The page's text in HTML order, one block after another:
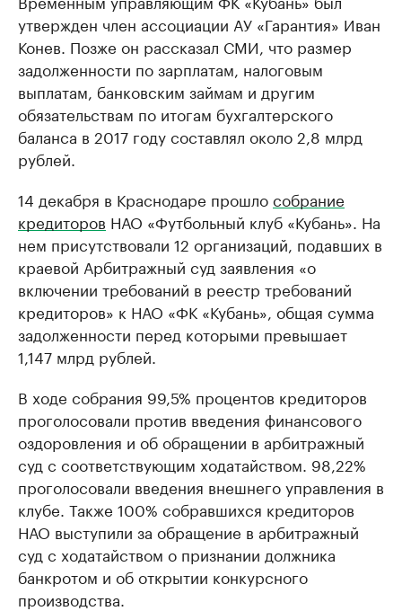
утвержден член ассоциации АУ «Гарантия» Иван
Конев. Позже он рассказал СМИ, что размер
задолженности по зарплатам, налоговым
выплатам, банковским займам и другим
обязательствам по итогам бухгалтерского
баланса в 2017 году составлял около 2,8 млрд
рублей.
14 декабря в Краснодаре прошлособрание
кредиторов НАО «Футбольный клуб «Кубань». На
нем присутствовали 12 организаций, подавших в
краевой Арбитражный суд заявления «о
включении требований в реестр требований
кредиторов» к НАО «ФК «Кубань», общая сумма
задолженности перед которыми превышает
1,147 млрд рублей.
В ходе собрания 99,5% процентов кредиторов
проголосовали против введения финансового
оздоровления и об обращении в арбитражный
суд с соответствующим ходатайством. 98,22%
проголосовали введения внешнего управления в
клубе. Также 100% собравшихся кредиторов
НАО выступили за обращение в арбитражный
суд с ходатайством о признании должника
банкротом и об открытии конкурсного
производства.